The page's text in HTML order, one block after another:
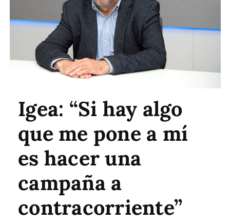
Igea: “Si hay algo
que me pone a mí
es hacer una
campaña a
contracorriente”